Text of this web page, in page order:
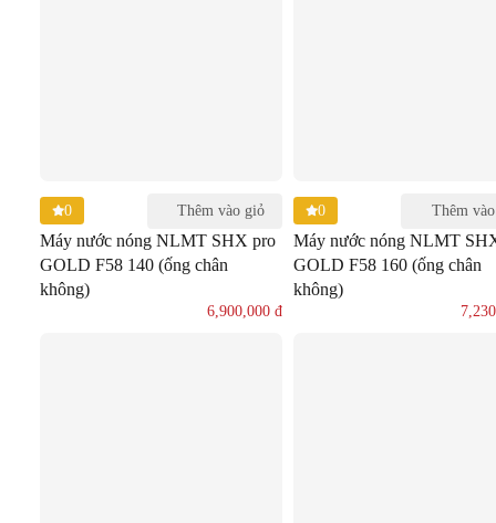
0 Thêm vào giỏ
Máy nước nóng NLMT SHX pro
GOLD F58 140 (ống chân
không)
6,900,000 đ
0 Thêm
Máy nước nóng NLMT
GOLD F58 160 (ống chân
không)